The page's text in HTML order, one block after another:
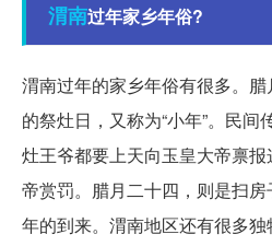
渭南过年家乡年俗?
渭南过年的家乡年俗有很多。
的祭灶日，又称为“小年”。民间
灶王爷都要上天向玉皇大帝禀
帝赏罚。腊月二十四，则是扫
年的到来。渭南地区还有很多